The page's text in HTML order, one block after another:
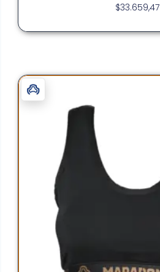
$33.659,47